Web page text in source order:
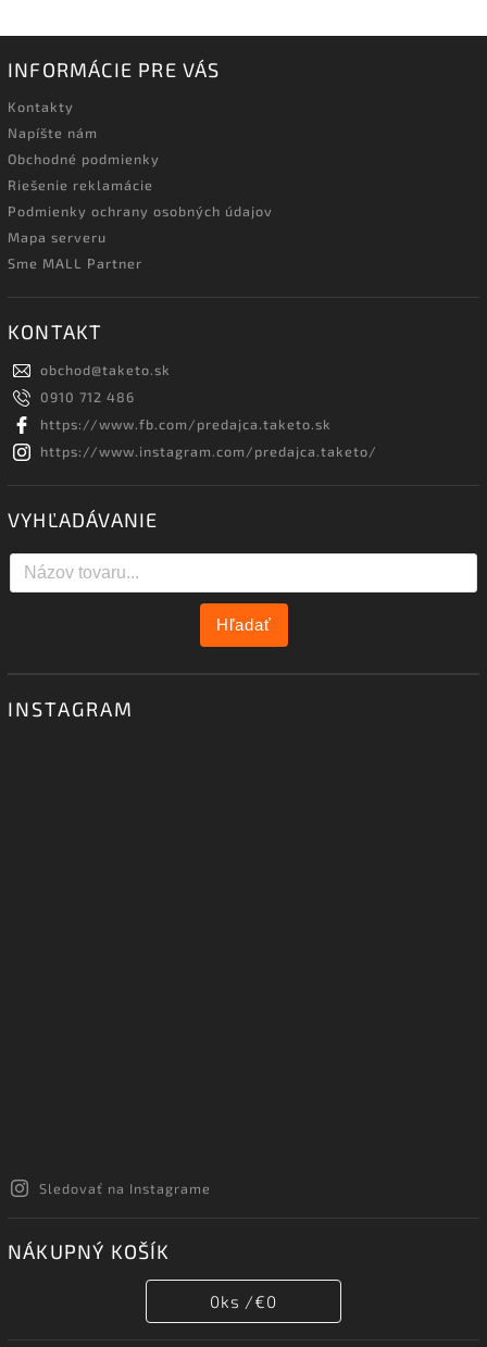
INFORMÁCIE PRE VÁS
Kontakty
Napíšte nám
Obchodné podmienky
Riešenie reklamácie
Podmienky ochrany osobných údajov
Mapa serveru
Sme MALL Partner
KONTAKT
obchod@taketo.sk
0910 712 486
https://www.fb.com/predajca.taketo.sk
https://www.instagram.com/predajca.taketo/
VYHĽADÁVANIE
Hľadať
INSTAGRAM
Sledovať na Instagrame
NÁKUPNÝ KOŠÍK
0ks /€0